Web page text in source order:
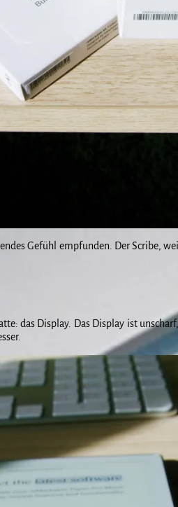
Gefühl empfunden. Der Scribe,
das Display. Das Display ist